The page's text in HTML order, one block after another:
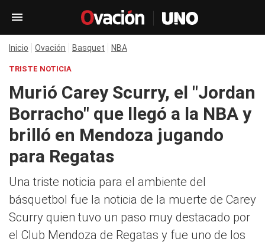
Inicio Ovación Basquet NBA
TRISTE NOTICIA
Murió Carey Scurry, el "Jordan
Borracho" que llegó a la NBA y
brilló en Mendoza jugando
para Regatas
Una triste noticia para el ambiente del
básquetbol fue la noticia de la muerte de Carey
Scurry quien tuvo un paso muy destacado por
el Club Mendoza de Regatas y fue uno de los